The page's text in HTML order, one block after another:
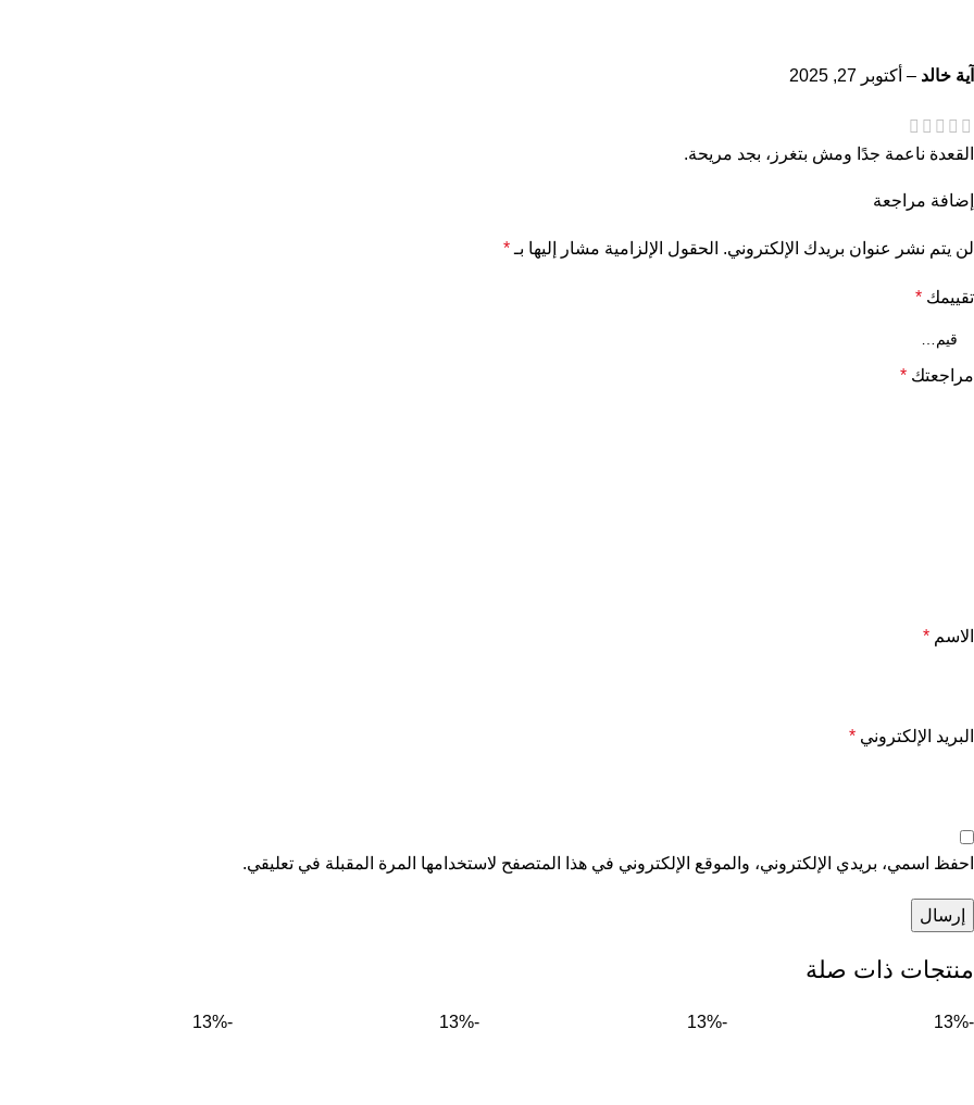
آية خالد – أكتوبر 27, 2025
القعدة ناعمة جدًا ومش بتغرز، بجد مريحة.
إضافة مراجعة
لن يتم نشر عنوان بريدك الإلكتروني. الحقول الإلزامية مشار إليها بـ *
تقييمك *
مراجعتك *
الاسم *
البريد الإلكتروني *
احفظ اسمي، بريدي الإلكتروني، والموقع الإلكتروني في هذا المتصفح لاستخدامها المرة المقبلة في تعليقي.
منتجات ذات صلة
-13%
-13%
-13%
-13%